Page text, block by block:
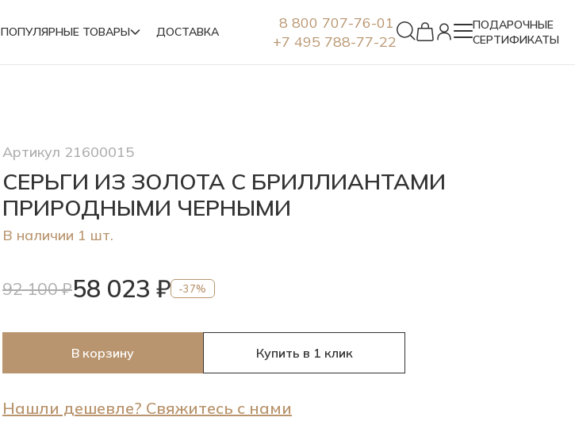
ПОПУЛЯРНЫЕ ТОВАРЫ ДОСТАВКА
8 800 707-76-01
+7 495 788-77-22
ПОДАРОЧНЫЕ
СЕРТИФИКАТЫ
Броши
Артикул 21600015
СЕРЬГИ ИЗ ЗОЛОТА С БРИЛЛИАНТАМИ
ПРИРОДНЫМИ ЧЕРНЫМИ
В наличии 1 шт.
92 100 ₽58 023 ₽ -37%
В корзину Купить в 1 клик
Нашли дешевле? Свяжитесь с нами